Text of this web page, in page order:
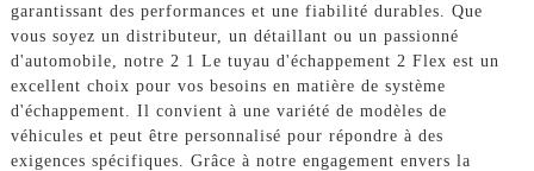
garantissant des performances et une fiabilité durables. Que
vous soyez un distributeur, un détaillant ou un passionné
d'automobile, notre 2 1 Le tuyau d'échappement 2 Flex est un
excellent choix pour vos besoins en matière de système
d'échappement. Il convient à une variété de modèles de
véhicules et peut être personnalisé pour répondre à des
exigences spécifiques. Grâce à notre engagement envers la